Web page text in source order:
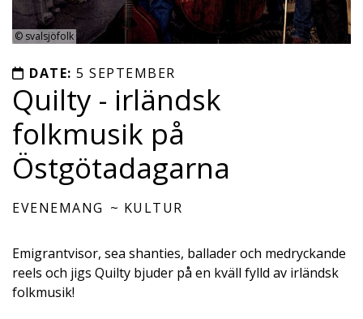
© svalsjöfolk
DATE: 5 SEPTEMBER
Quilty - irländsk
folkmusik på
Östgötadagarna
EVENEMANG KULTUR
Emigrantvisor, sea shanties, ballader och medryckande
reels och jigs Quilty bjuder på en kväll fylld av irländsk
folkmusik!